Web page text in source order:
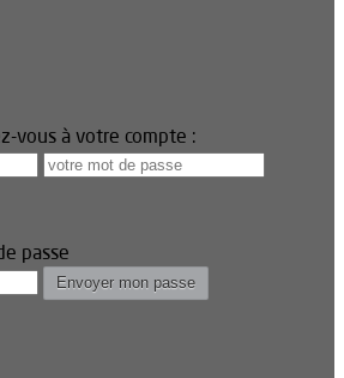
vous à votre compte :
passe